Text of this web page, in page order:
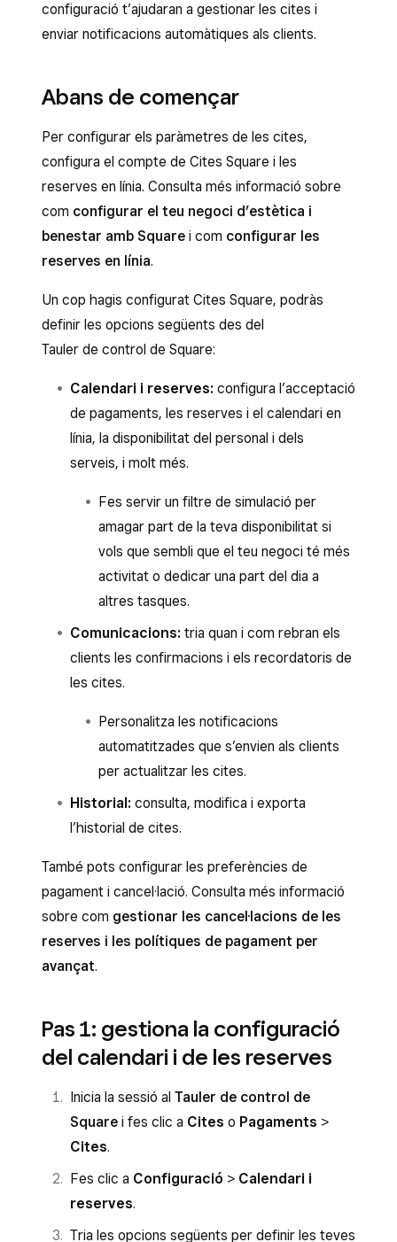
configuració t’ajudaran a gestionar les cites i
enviar notificacions automàtiques als clients.
Abans de començar
Per configurar els paràmetres de les cites,
configura el compte de Cites Square i les
reserves en línia. Consulta més informació sobre
com configurar el teu negoci d’estètica i
benestar amb Square i com configurar les
reserves en línia.
Un cop hagis configurat Cites Square, podràs
definir les opcions següents des del
Tauler de control de Square:
Calendari i reserves: configura l’acceptació
de pagaments, les reserves i el calendari en
línia, la disponibilitat del personal i dels
serveis, i molt més.
Fes servir un filtre de simulació per
amagar part de la teva disponibilitat si
vols que sembli que el teu negoci té més
activitat o dedicar una part del dia a
altres tasques.
Comunicacions: tria quan i com rebran els
clients les confirmacions i els recordatoris de
les cites.
Personalitza les notificacions
automatitzades que s’envien als clients
per actualitzar les cites.
Historial: consulta, modifica i exporta
l’historial de cites.
També pots configurar les preferències de
pagament i cancel·lació. Consulta més informació
sobre com gestionar les cancel·lacions de les
reserves i les polítiques de pagament per
avançat.
Pas 1: gestiona la configuració
del calendari i de les reserves
Inicia la sessió al Tauler de control de
Square i fes clic a Cites o Pagaments >
Cites.
Fes clic a Configuració > Calendari i
reserves.
Tria les opcions següents per definir les teves